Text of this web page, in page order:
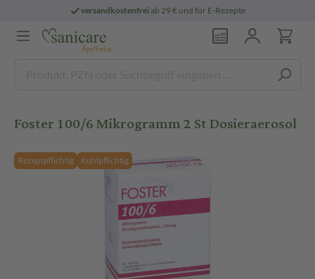
versandkostenfreiab 29 € und für E-Rezepte
Foster 100/6 Mikrogramm 2 St Dosieraerosol
Rezeptpflichtig Kühlpflichtig